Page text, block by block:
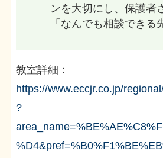
ンを大切にし、保護者
「なんでも相談できる
教室詳細：
https://www.eccjr.co.jp/
?